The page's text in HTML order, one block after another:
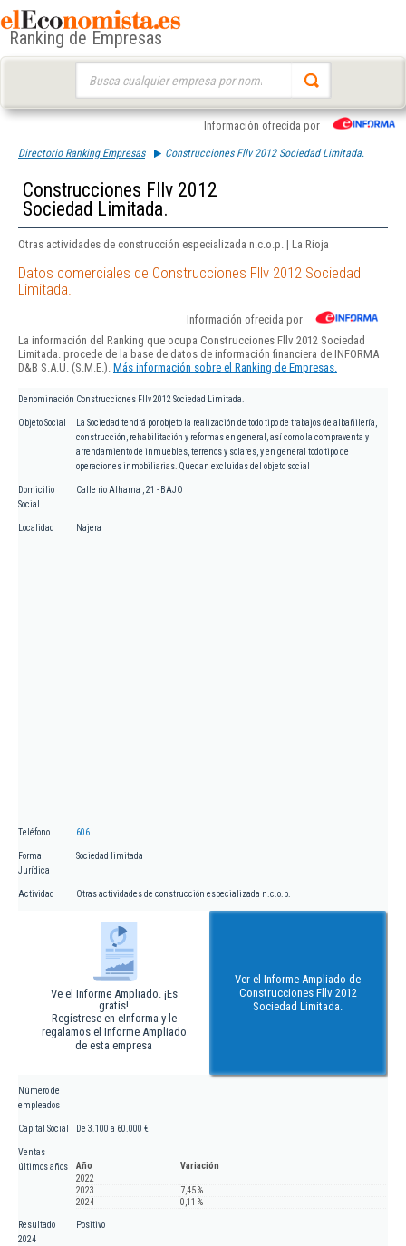
Ranking de Empresas
Información ofrecida por
Directorio Ranking Empresas Construcciones Fllv 2012 Sociedad Limitada.
Construcciones Fllv 2012
Sociedad Limitada.
Otras actividades de construcción especializada n.c.o.p. | La Rioja
Datos comerciales de Construcciones Fllv 2012 Sociedad
Limitada.
Información ofrecida por
La información del Ranking que ocupa Construcciones Fllv 2012 Sociedad
Limitada. procede de la base de datos de información financiera de INFORMA
D&B S.A.U. (S.M.E.). Más información sobre el Ranking de Empresas.
Denominación Construcciones Fllv 2012 Sociedad Limitada.
Objeto Social
La Sociedad tendrá por objeto la realización de todo tipo de trabajos de albañilería,
construcción, rehabilitación y reformas en general, así como la compraventa y
arrendamiento de inmuebles, terrenos y solares, y en general todo tipo de
operaciones inmobiliarias. Quedan excluidas del objeto social
Domicilio
Social
Calle rio Alhama , 21 - BAJO
Localidad Najera
Teléfono 606.....
Forma
Jurídica
Sociedad limitada
Actividad Otras actividades de construcción especializada n.c.o.p.
Ve el Informe Ampliado. ¡Es
gratis!
Regístrese en eInforma y le
regalamos el Informe Ampliado
de esta empresa
Ver el Informe Ampliado de
Construcciones Fllv 2012
Sociedad Limitada.
Número de
empleados
Capital Social De 3.100 a 60.000 €
Ventas
últimos años
Año
Variación
2022
2023
7,45 %
2024
0,11 %
Resultado
2024
Positivo